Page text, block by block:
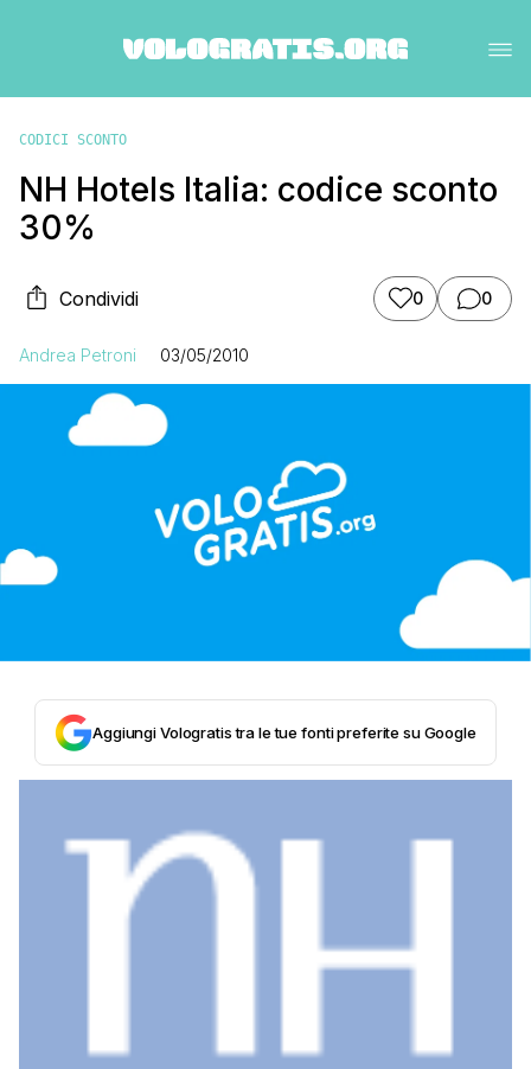
CODICI SCONTO
NH Hotels Italia: codice sconto
30%
Condividi 0 0
Andrea Petroni 03/05/2010
Aggiungi Vologratis tra le tue fonti preferite su Google